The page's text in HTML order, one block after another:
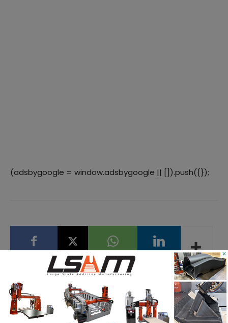
(adsbygoogle = window.adsbygoogle || []).push({});
X WhatsApp
×